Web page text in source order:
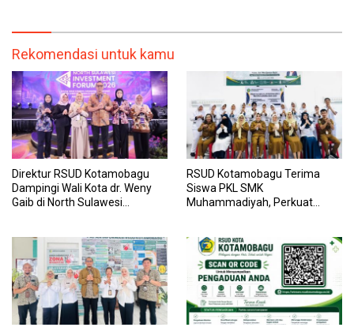
Rekomendasi untuk kamu
Direktur RSUD Kotamobagu
Dampingi Wali Kota dr. Weny
Gaib di North Sulawesi
RSUD Kotamobagu Terima
Siswa PKL SMK
Muhammadiyah, Perkuat